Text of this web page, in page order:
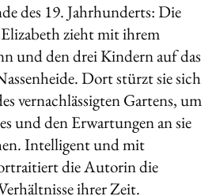
des 19. Jahrhunderts: Die
zieht mit ihrem
und den drei Kindern auf das
Dort stürzt sie sich
vernachlässigten Gartens, um
und den Erwartungen an sie
Intelligent und mit
die Autorin die
ihrer Zeit.